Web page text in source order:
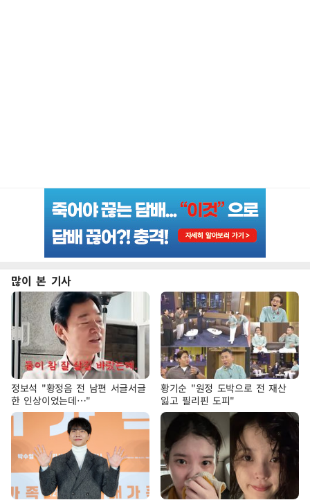
많이 본 기사
정보석 "황정음 전 남편 서글서글
한 인상이었는데…"
황기순 "원정 도박으로 전 재산
잃고 필리핀 도피"